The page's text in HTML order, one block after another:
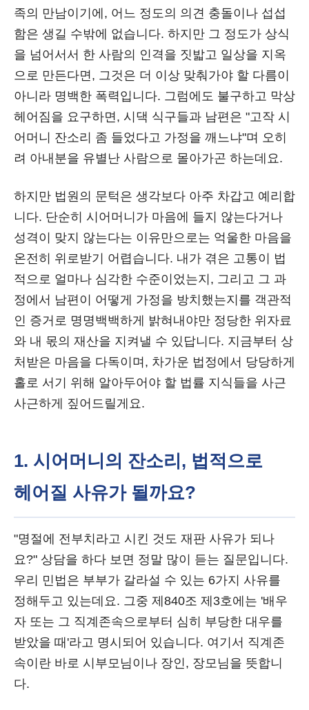
족의 만남이기에, 어느 정도의 의견 충돌이나 섭섭
함은 생길 수밖에 없습니다. 하지만 그 정도가 상식
을 넘어서서 한 사람의 인격을 짓밟고 일상을 지옥
으로 만든다면, 그것은 더 이상 맞춰가야 할 다름이
아니라 명백한 폭력입니다. 그럼에도 불구하고 막상
헤어짐을 요구하면, 시댁 식구들과 남편은 "고작 시
어머니 잔소리 좀 들었다고 가정을 깨느냐"며 오히
려 아내분을 유별난 사람으로 몰아가곤 하는데요.
하지만 법원의 문턱은 생각보다 아주 차갑고 예리합
니다. 단순히 시어머니가 마음에 들지 않는다거나
성격이 맞지 않는다는 이유만으로는 억울한 마음을
온전히 위로받기 어렵습니다. 내가 겪은 고통이 법
적으로 얼마나 심각한 수준이었는지, 그리고 그 과
정에서 남편이 어떻게 가정을 방치했는지를 객관적
인 증거로 명명백백하게 밝혀내야만 정당한 위자료
와 내 몫의 재산을 지켜낼 수 있답니다. 지금부터 상
처받은 마음을 다독이며, 차가운 법정에서 당당하게
홀로 서기 위해 알아두어야 할 법률 지식들을 사근
사근하게 짚어드릴게요.
1. 시어머니의 잔소리, 법적으로
헤어질 사유가 될까요?
"명절에 전부치라고 시킨 것도 재판 사유가 되나
요?" 상담을 하다 보면 정말 많이 듣는 질문입니다.
우리 민법은 부부가 갈라설 수 있는 6가지 사유를
정해두고 있는데요. 그중 제840조 제3호에는 '배우
자 또는 그 직계존속으로부터 심히 부당한 대우를
받았을 때'라고 명시되어 있습니다. 여기서 직계존
속이란 바로 시부모님이나 장인, 장모님을 뜻합니
다.